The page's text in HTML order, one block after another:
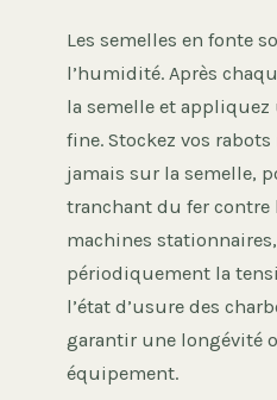
Les semelles en fonte
l’humidité. Après
la semelle et
fine. Stockez vos
jamais sur la semelle,
tranchant du fer contre
machines
périodiquement la
l’état d’usure des
garantir une longévité
équipement.